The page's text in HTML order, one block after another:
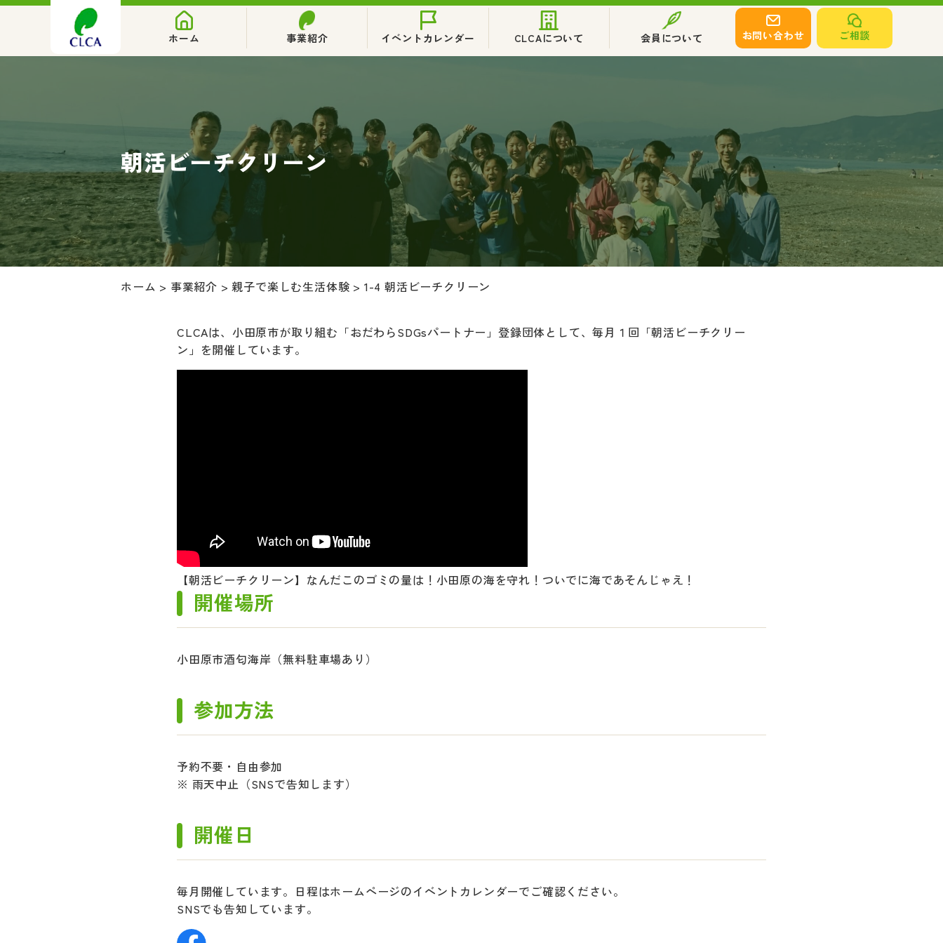
ホーム 事業紹介 イベントカレンダー CLCAについて 会員について お問い合わせ ご相談
朝活ビーチクリーン
ホーム > 事業紹介 >親子で楽しむ生活体験 > 1-4 朝活ビーチクリーン
CLCAは、小田原市が取り組む「おだわらSDGsパートナー」登録団体として、毎月１回「朝活ビーチクリー
ン」を開催しています。
【朝活ビーチクリーン】なんだこのゴミの量は！小田原の海を守れ！ついでに海であそんじゃえ！
開催場所
小田原市酒匂海岸（無料駐車場あり）
参加方法
予約不要・自由参加
※ 雨天中止（SNSで告知します）
開催日
毎月開催しています。日程はホームページのイベントカレンダーでご確認ください。
SNSでも告知しています。